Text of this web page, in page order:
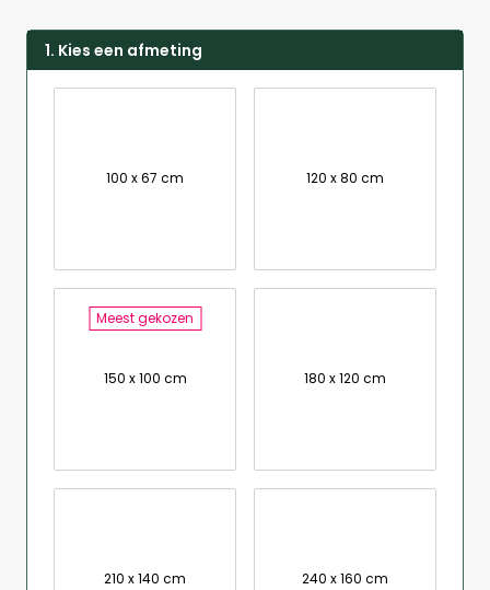
1. Kies een afmeting
100 x 67 cm 120 x 80 cm
Meest gekozen
150 x 100 cm 180 x 120 cm
210 x 140 cm 240 x 160 cm